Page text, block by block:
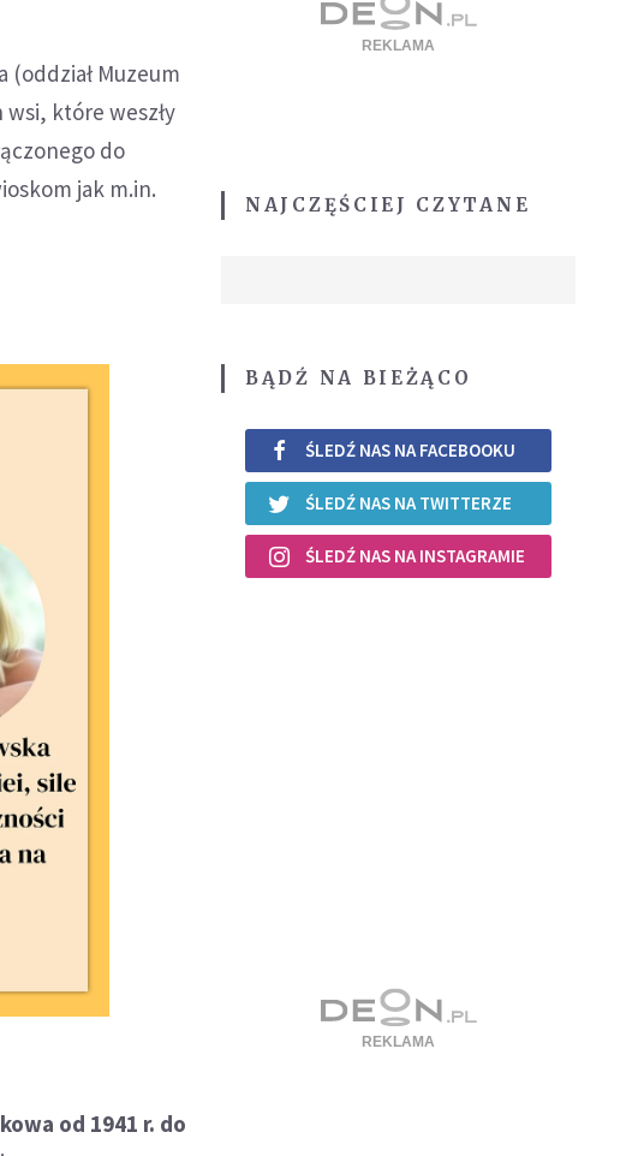
Muzeum
które weszły
do
jak m.in.
od 1941 r. do
NAJCZĘŚCIEJ CZYTANE
BĄDŹ NA BIEŻĄCO
ŚLEDŹ NAS NA FACEBOOKU
ŚLEDŹ NAS NA TWITTERZE
ŚLEDŹ NAS NA INSTAGRAMIE